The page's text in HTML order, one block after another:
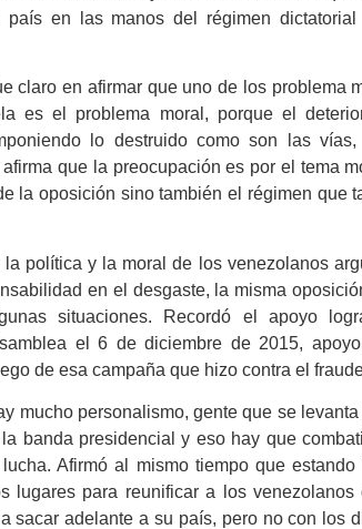
país en las manos del régimen
claro en afirmar que uno de los problema
es el problema moral, porque el
lo destruido como son las
que la preocupación es por el tema
la oposición sino también el régimen que
política y la moral de los venezolanos
en el desgaste, la misma
situaciones. Recordó el apoyo
el 6 de diciembre de 2015,
de esa campaña que hizo contra el
mucho personalismo, gente que se levanta
banda presidencial y eso hay que
Afirmó al mismo tiempo que estando
lugares para reunificar a los venezolanos
sacar adelante a su país, pero no con los